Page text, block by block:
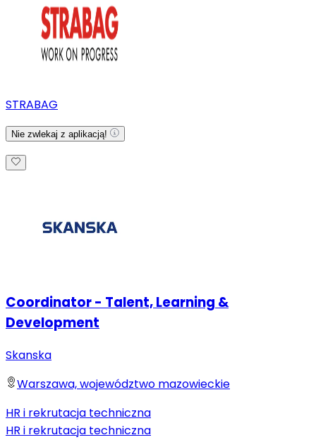
STRABAG
Nie zwlekaj z aplikacją!
Coordinator - Talent, Learning &
Development
Skanska
Warszawa, województwo mazowieckie
HR i rekrutacja techniczna
HR i rekrutacja techniczna